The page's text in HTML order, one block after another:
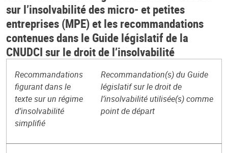
sur l’insolvabilité des micro- et petites
entreprises (MPE) et les recommandations
contenues dans le Guide législatif de la
CNUDCI sur le droit de l’insolvabilité
Recommandations
figurant dans le
texte sur un régime
d’insolvabilité
simplifié
Recommandation(s) du Guide
législatif sur le droit de
l’insolvabilité utilisée(s) comme
point de départ